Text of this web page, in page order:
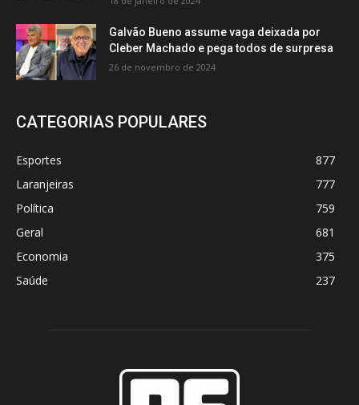
Galvão Bueno assume vaga deixada por
Cleber Machado e pega todos de surpresa
26 de novembro de 2024
CATEGORIAS POPULARES
Esportes
877
Laranjeiras
777
Política
759
Geral
681
Economia
375
Saúde
237